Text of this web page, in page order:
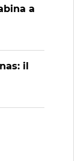
a
il